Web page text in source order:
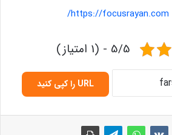
https://focusrayan.com/
5/5 - (1 امتیاز)
URL را کپی کنید